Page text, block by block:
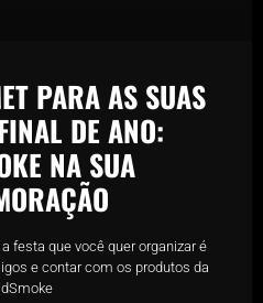
PARA AS SUAS
DE ANO:
NA SUA
festa que você quer organizar é
e contar com os produtos da